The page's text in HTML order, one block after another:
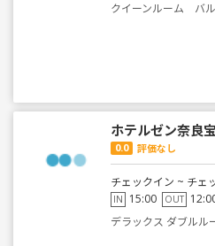
クイーンルーム バ
ホテルゼン奈良
0.0 評価なし
チェックイン ~ チェ
IN 15:00 OUT
デラックス ダブルル